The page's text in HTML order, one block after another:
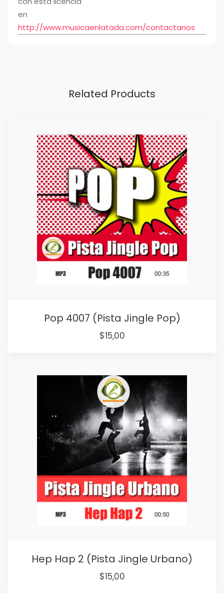
en
http://www.musicaenlatada.com/contactanos
Related Products
Pop 4007 (Pista Jingle Pop)
Original
$25,00.
$15,00Current
$15,00.
Hep Hap 2 (Pista Jingle Urbano)
$15,00